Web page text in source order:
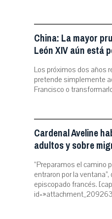
China: La mayor
León XIV aún está
Los próximos dos años
pretende simplemente
Francisco o
Cardenal Aveline
adultos y sobre
“Preparamos el camino
entraron por la
episcopado francés.